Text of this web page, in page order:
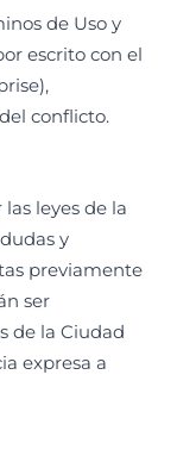
de Uso y
escrito con el
conflicto.
leyes de la
y
previamente
ser
de la Ciudad
expresa a